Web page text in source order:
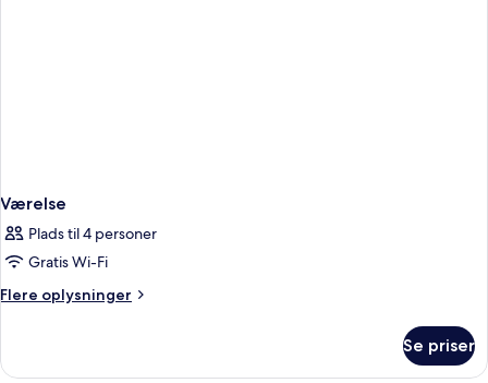
Værelse
Plads til 4 personer
Gratis Wi-Fi
Flere oplysninger
Flere
Se priser